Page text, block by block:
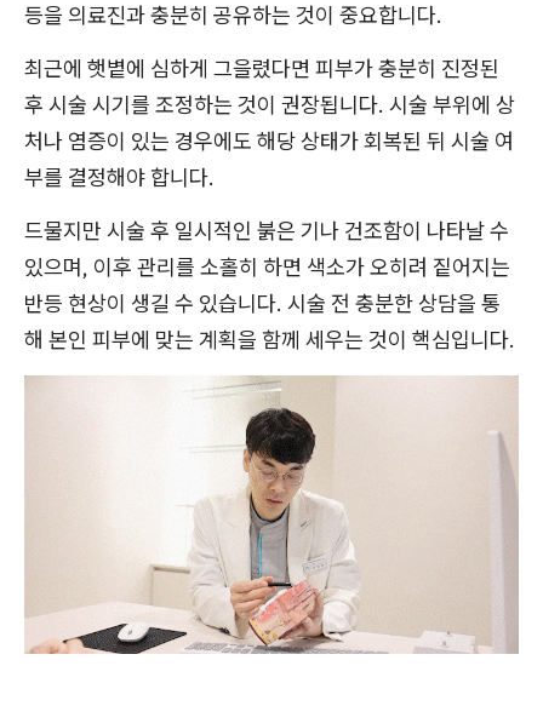
등을 의료진과 충분히 공유하는 것이 중요합니다.
최근에 햇볕에 심하게 그을렸다면 피부가 충분히 진정된
후 시술 시기를 조정하는 것이 권장됩니다. 시술 부위에 상
처나 염증이 있는 경우에도 해당 상태가 회복된 뒤 시술 여
부를 결정해야 합니다.
드물지만 시술 후 일시적인 붉은 기나 건조함이 나타날 수
있으며, 이후 관리를 소홀히 하면 색소가 오히려 짙어지는
반등 현상이 생길 수 있습니다. 시술 전 충분한 상담을 통
해 본인 피부에 맞는 계획을 함께 세우는 것이 핵심입니다.